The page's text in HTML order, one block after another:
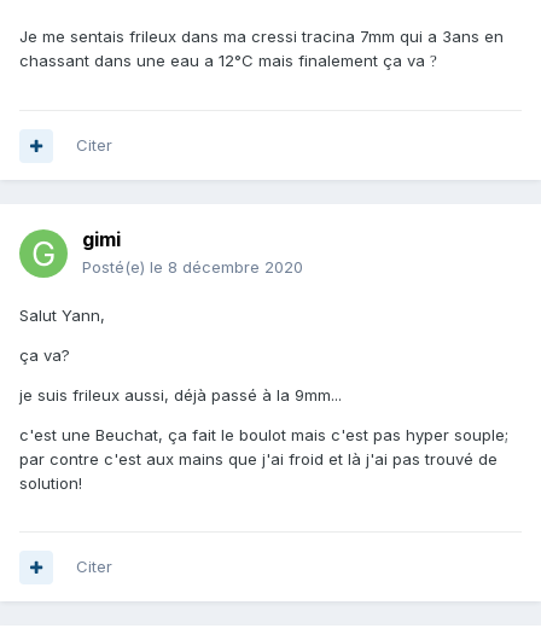
Je me sentais frileux dans ma cressi tracina 7mm qui a 3ans en
chassant dans une eau a 12°C mais finalement ça va ?
Citer
gimi
Posté(e) le 8 décembre 2020
Salut Yann,
ça va?
je suis frileux aussi, déjà passé à la 9mm...
c'est une Beuchat, ça fait le boulot mais c'est pas hyper souple;
par contre c'est aux mains que j'ai froid et là j'ai pas trouvé de
solution!
Citer